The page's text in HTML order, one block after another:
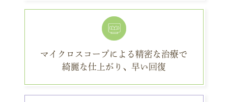
マイクロスコープによる精密な治療で
綺麗な仕上がり、早い回復